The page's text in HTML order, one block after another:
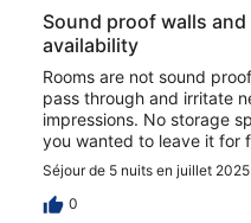
Sound proof walls
availability
Rooms are not sound
pass through and irritate
impressions. No storage
you wanted to leave it for
Séjour de 5 nuits en juillet 2025
0